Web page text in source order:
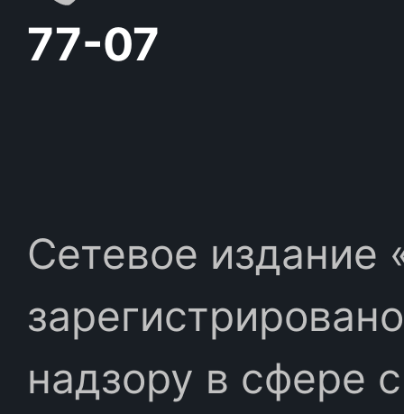
77-07
Сетевое издание
надзору в сфере